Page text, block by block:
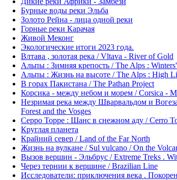
Бурные воды реки Эльба
Золото Рейна - лица одной реки
Горные реки Карачая
Живой Меконг
Экологические итоги 2023 года.
Влтава , золотая река / Vltava - River of Gold
Альпы : Зимняя крепость / The Alps :
Альпы : Жизнь на высоте / The Alps : High
В горах Пакистана / The Pathan Project
Корсика - между небом и морем / Corsica -
Незримая река между Шварвальдом и
Forest and the Vosges
Серро Торре : Шанс в снежном аду / Cerro
Круглая планета
Крайний север / Land of the Far North
Жизнь на вулкане / Sul vulcano / On the
Вызов вершин - Эльбрус / Extreme Treks .
Через тернии к вершине / Brazilian Line
Исследователи: приключения века .